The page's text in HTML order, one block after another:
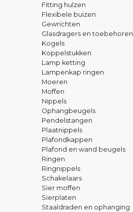
Fitting hulzen
Flexibele buizen
Gewrichten
Glasdragers en toebehoren
Kogels
Koppelstukken
Lamp ketting
Lampenkap ringen
Moeren
Moffen
Nippels
Ophangbeugels
Pendelstangen
Plaatnippels
Plafondkappen
Plafond en wand beugels
Ringen
Ringnippels
Schakelaars
Sier moffen
Sierplaten
Staaldraden en ophanging